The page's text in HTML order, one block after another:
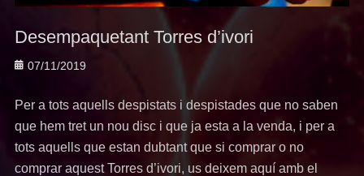
Desempaquetant Torres d’ivori
Posted
07/11/2019
Per a tots aquells despistats i despistades que no saben
que hem tret un nou disc i que ja esta a la venda, i per a
tots aquells que estan dubtant que si comprar o no
comprar aquest Torres d’ivori, us deixem aquí amb el